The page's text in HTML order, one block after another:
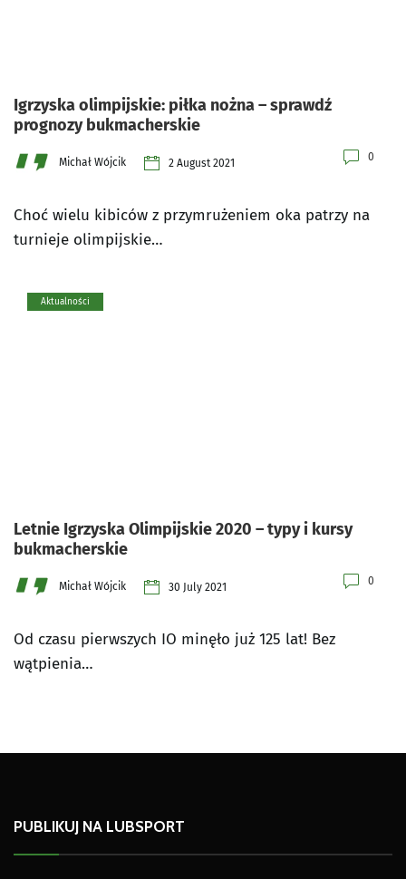
Igrzyska olimpijskie: piłka nożna – sprawdź
prognozy bukmacherskie
Michał Wójcik 2 August 2021 0
Choć wielu kibiców z przymrużeniem oka patrzy na
turnieje olimpijskie…
Aktualności
Letnie Igrzyska Olimpijskie 2020 – typy i kursy
bukmacherskie
Michał Wójcik 30 July 2021 0
Od czasu pierwszych IO minęło już 125 lat! Bez
wątpienia…
PUBLIKUJ NA LUBSPORT